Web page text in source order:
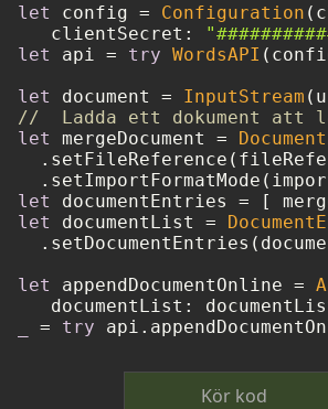
let
config = Configuration
   clientSecret:
let
api = try WordsAPI
let
document = InputStream
//  Ladda ett dokument att
let
mergeDocument =
let
documentEntries =
let
documentList =
let
appendDocumentOnline =
= try
Kör kod